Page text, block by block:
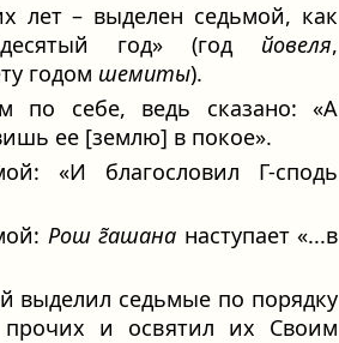
лет – выделен седьмой, как
год» (год йовеля,
годом шемиты).
по себе, ведь сказано: «А
ее [землю] в покое».
«И благословил Г-сподь
Рош г̃ашана наступает «...в
седьмые по порядку
и освятил их Своим